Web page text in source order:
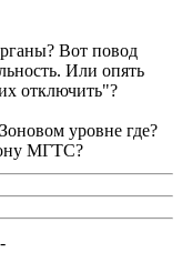
Вот повод
Или опять
отключить"?
уровне где?
МГТС?
-